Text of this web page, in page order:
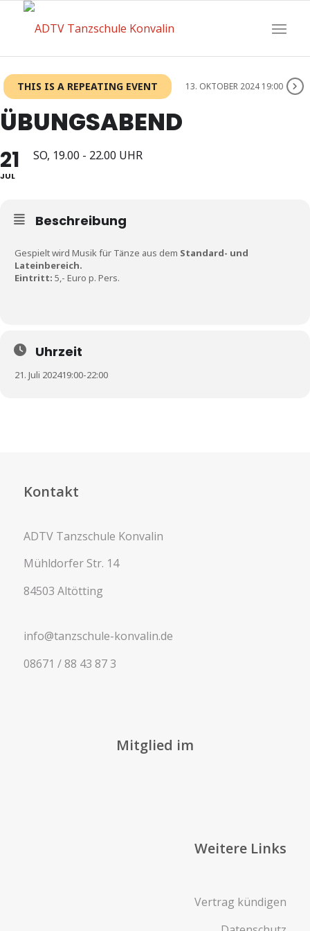
THIS IS A REPEATING EVENT 13. OKTOBER 2024 19:00
ÜBUNGSABEND
21
JUL
SO, 19.00 - 22.00 UHR
Beschreibung
Gespielt wird Musik für Tänze aus dem Standard- und
Lateinbereich.
Eintritt: 5,- Euro p. Pers.
Uhrzeit
21. Juli 202419:00-22:00
Kontakt
ADTV Tanzschule Konvalin
Mühldorfer Str. 14
84503 Altötting
info@tanzschule-konvalin.de
08671 / 88 43 87 3
Mitglied im
Weitere Links
Vertrag kündigen